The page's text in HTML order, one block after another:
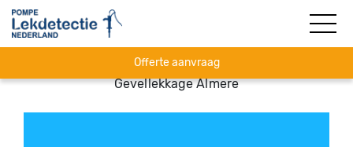
Offerte aanvraag
Gevellekkage Almere